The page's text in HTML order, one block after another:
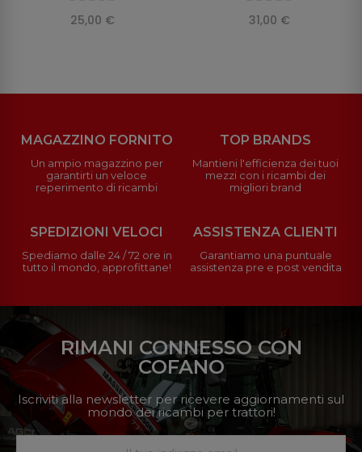
25,00 € 31,00 €
MAGAZZINO FORNITO
Un ampio magazzino per
garantirti un veloce
reperimento di ricambi
TOP BRANDS
Mantieni l'efficienza dei tuoi
mezzi con i ricambi dei
migliori brand
SPEDIZIONI VELOCI
Spediamo dalle 24 / 72 ore in
tutto il mondo, approfittane!
ASSISTENZA CLIENTI
Garantiamo una puntuale
assistenza pre e post vendita
RIMANI CONNESSO CON
COFANO
Iscriviti alla newsletter per ricevere aggiornamenti sul
mondo dei ricambi per trattori!